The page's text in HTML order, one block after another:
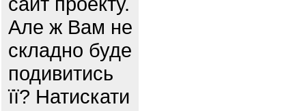
Але ж Вам не
складно буде
подивитись
її? Натискати